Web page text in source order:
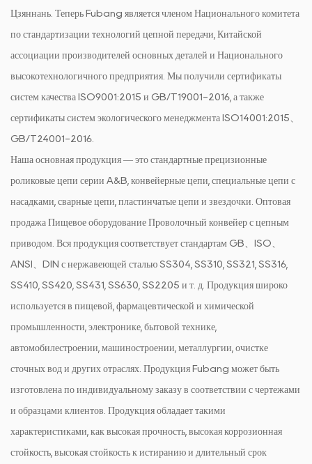
Цзяннань. Теперь Fubang является членом Национального комитета
по стандартизации технологий цепной передачи, Китайской
ассоциации производителей основных деталей и Национального
высокотехнологичного предприятия. Мы получили сертификаты
систем качества ISO9001:2015 и GB/T19001-2016, а также
сертификаты систем экологического менеджмента ISO14001:2015、
GB/T24001-2016.
Наша основная продукция — это стандартные прецизионные
роликовые цепи серии A&B, конвейерные цепи, специальные цепи с
насадками, сварные цепи, пластинчатые цепи и звездочки. Оптовая
продажа Пищевое оборудование Проволочный конвейер с цепным
приводом . Вся продукция соответствует стандартам GB、ISO、
ANSI、DIN с нержавеющей сталью SS304, SS310, SS321, SS316,
SS410, SS420, SS431, SS630, SS2205 и т. д. Продукция широко
используется в пищевой, фармацевтической и химической
промышленности, электронике, бытовой технике,
автомобилестроении, машиностроении, металлургии, очистке
сточных вод и других отраслях. Продукция Fubang может быть
изготовлена ​​по индивидуальному заказу в соответствии с чертежами
и образцами клиентов. Продукция обладает такими
характеристиками, как высокая прочность, высокая коррозионная
стойкость, высокая стойкость к истиранию и длительный срок